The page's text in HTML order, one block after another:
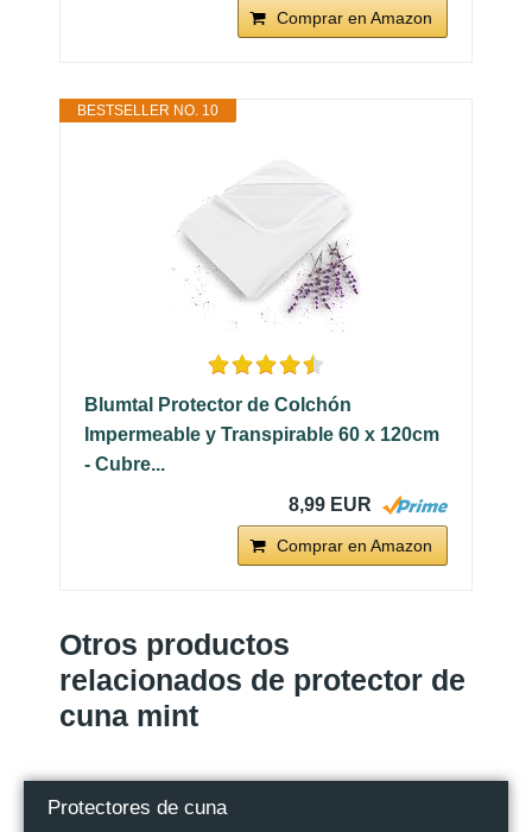
Comprar en Amazon
BESTSELLER NO. 10
Blumtal Protector de Colchón
Impermeable y Transpirable 60 x 120cm
- Cubre...
8,99 EUR
Comprar en Amazon
Otros productos
relacionados de protector de
cuna mint
Protectores de cuna